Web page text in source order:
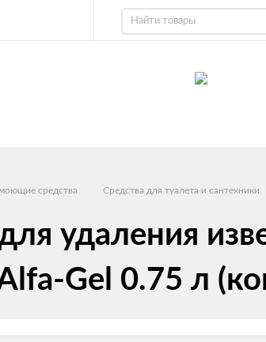
средства Средства для туалета и сантехники
удаления
Gel 0.75 л